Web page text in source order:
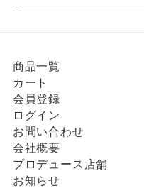
商品一覧
カート
会員登録
ログイン
お問い合わせ
会社概要
プロデュース店舗
お知らせ